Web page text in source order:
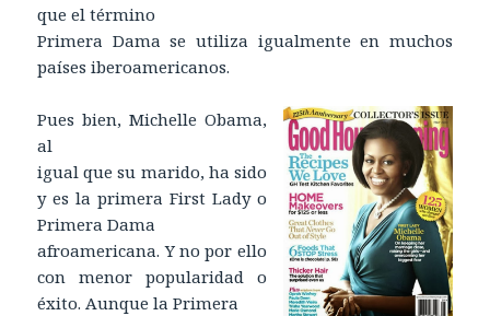
que el término
Primera Dama se utiliza igualmente en muchos
países iberoamericanos.
Pues bien, Michelle Obama,
al
igual que su marido, ha sido
y es la primera First Lady o
Primera Dama
afroamericana. Y no por ello
con menor popularidad o
éxito. Aunque la Primera